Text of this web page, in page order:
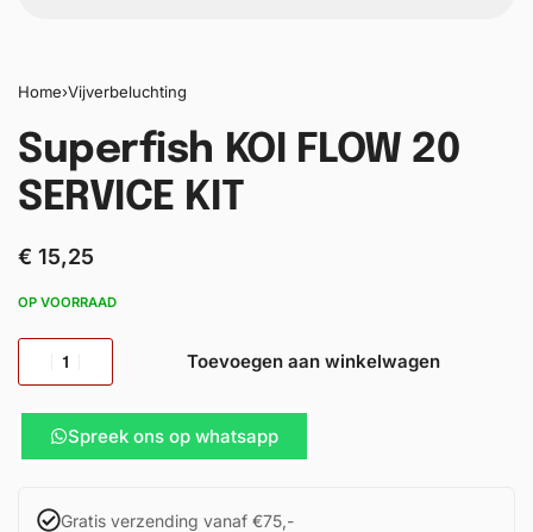
Home›Vijverbeluchting
Superfish KOI FLOW 20
SERVICE KIT
€ 15,25
OP VOORRAAD
Toevoegen aan winkelwagen
Spreek ons op whatsapp
Gratis verzending vanaf €75,-